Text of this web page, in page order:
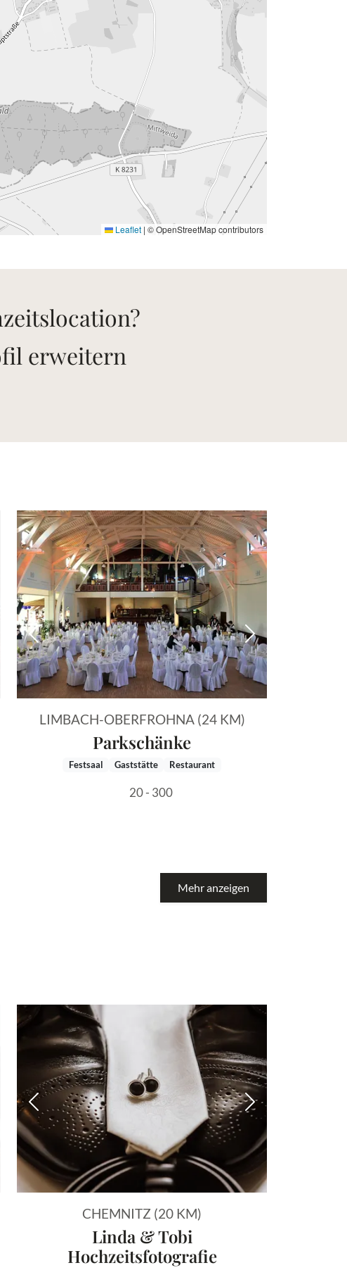
Leaflet | © OpenStreetMap contributors
erweitern
Bild
Vorheriges Bild Nächstes Bild
LIMBACH-OBERFROHNA (24 KM)
Parkschänke
Festsaal Gaststätte Restaurant
20 - 300
Mehr anzeigen
Bild
Vorheriges Bild Nächstes Bild
CHEMNITZ (20 KM)
Linda & Tobi
Hochzeitsfotografie